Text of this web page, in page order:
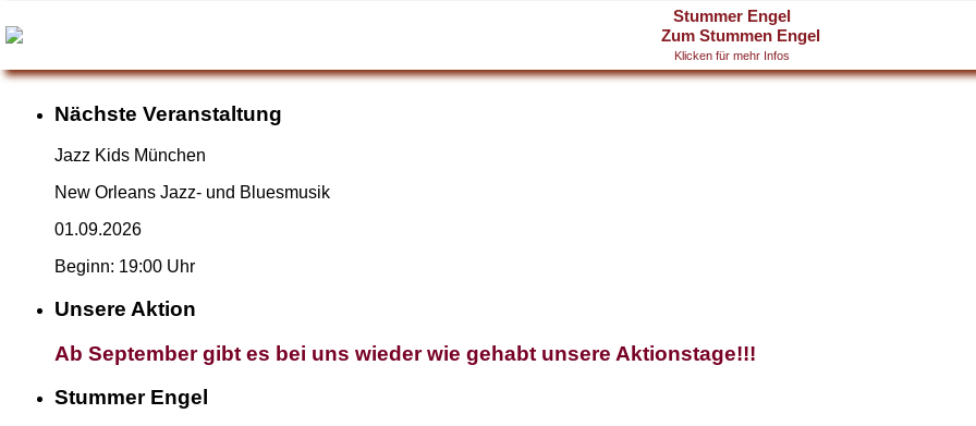
Stummer Engel
Klicken für mehr Infos
Nächste Veranstaltung
Jazz Kids München
New Orleans Jazz- und Bluesmusik
01.09.2026
Beginn: 19:00 Uhr
Unsere Aktion
Ab September gibt es bei uns wieder wie gehabt unsere Aktionstage!!!
Stummer Engel